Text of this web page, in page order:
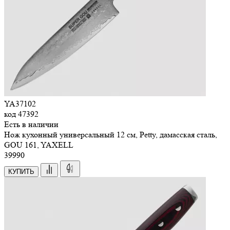
YA37102
код 47392
Есть в наличии
Нож кухонный универсальный 12 см, Petty, дамасская сталь,
GOU 161, YAXELL
39990
КУПИТЬ